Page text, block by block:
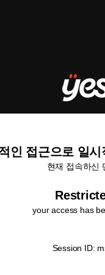
인 접근으로 일
현재 접속하신
your access has
Session ID: